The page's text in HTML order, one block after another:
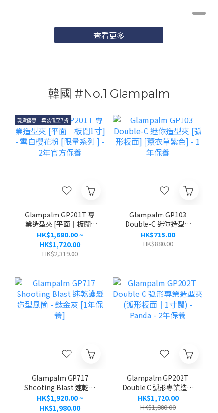
查看更多
韓國 #No.1 Glampalm
現貨優惠｜套裝低至7折
Glampalm GP201T 專
業造型夾 [平面｜板闊1
寸] - 雪白櫻花粉 [限量系
列 ] - 2年官方保養
HK$1,680.00 ~
HK$1,720.00
HK$2,319.00
Glampalm GP103
Double-C 迷你造型夾
[弧形板面] [薰衣草紫色]
- 1年保養
HK$715.00
HK$880.00
Glampalm GP717
Shooting Blast 速乾護
髮造型風筒 - 鈦金灰 [1年
保養]
HK$1,920.00 ~
HK$1,980.00
Glampalm GP202T
Double C 弧形專業造型
夾 (弧形板面｜1寸闊) -
Panda - 2年保養
HK$1,720.00
HK$1,880.00